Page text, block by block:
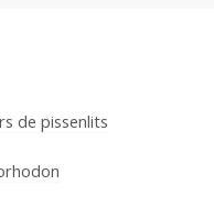
de pissenlits